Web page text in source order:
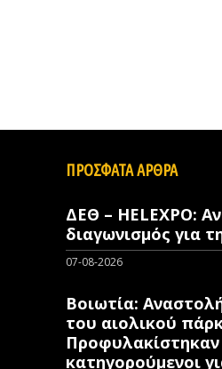
ΠΡΟΣΦΑΤΑ ΑΡΘΡΑ
ΔΕΘ – HELEXPO:
διαγωνισμός για
07-08-2026
Βοιωτία:
του αιολικού
Προφυλακίστηκαν
κατηγορούμενοι